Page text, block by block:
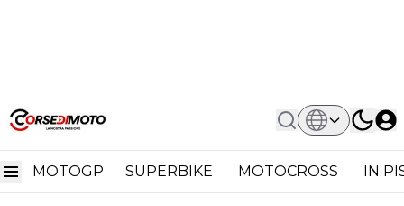
MOTOGP SUPERBIKE MOTOCROSS IN